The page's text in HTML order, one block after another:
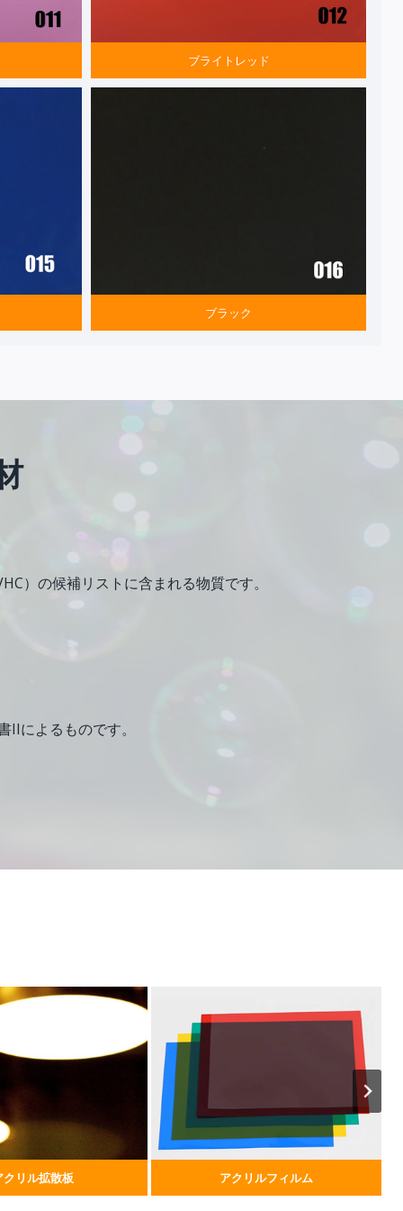
ブライトレッド
ブラック
）の候補リストに含まれる物質です。
によるものです。
クリル拡散板 アクリルフィルム